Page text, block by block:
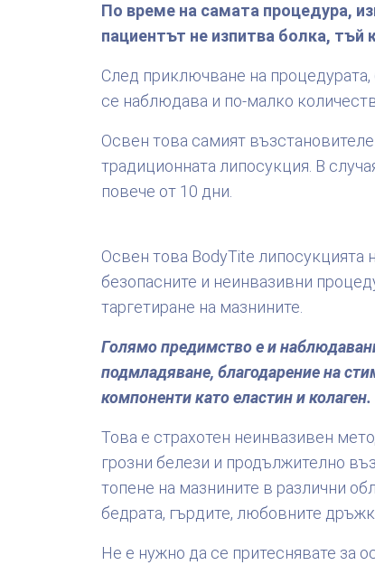
По време на самата процедура,
пациентът не изпитва болка, тъй
След приключване на
се наблюдава и по-малко
Освен това самият
традиционната липосукция. В
повече от 10 дни.
Освен това BodyTite липосукцията
безопасните и неинвазивни
таргетиране на мазнините.
Голямо предимство е и
подмладяване, благодарение на
компоненти като еластин и колаген.
Това е страхотен неинвазивен
грозни белези и продължително
топене на мазнините в различни
бедрата, гърдите, любовните
Не е нужно да се притеснявате за